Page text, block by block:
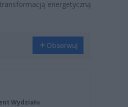
energetyczną
Obserwuj
Wydziału